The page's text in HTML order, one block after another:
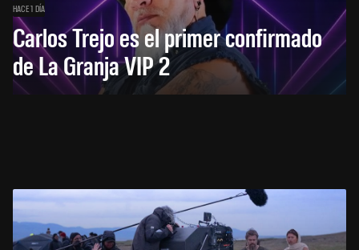
HACE 1 DÍA
Carlos Trejo es el primer confirmado
de La Granja VIP 2